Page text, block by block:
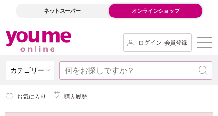
ネットスーパー オンラインショップ
ログイン･会員登録
カテゴリー
お気に入り 購入履歴